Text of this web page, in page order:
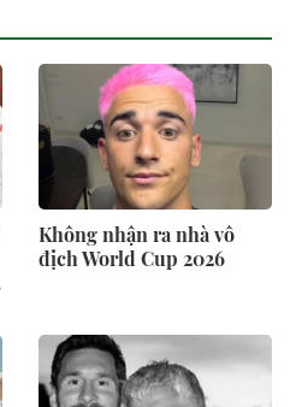
Không nhận ra nhà vô
địch World Cup 2026